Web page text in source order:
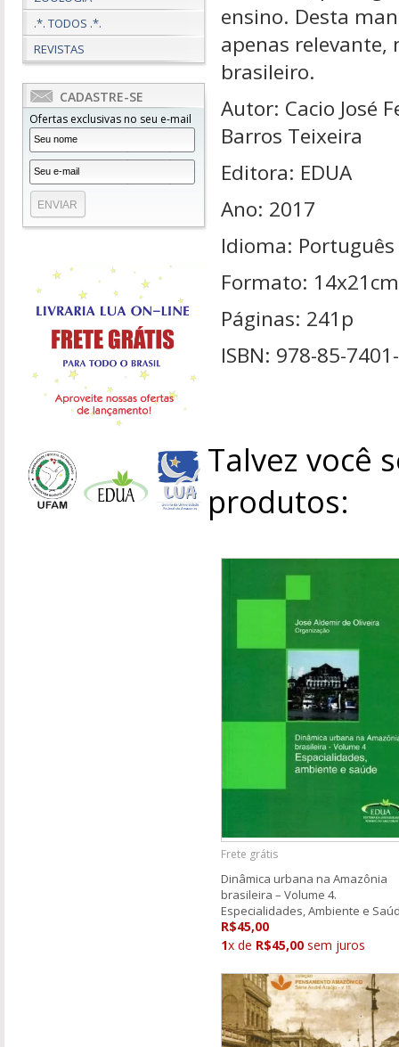
.*. TODOS .*.
REVISTAS
CADASTRE-SE
Ofertas exclusivas no seu e-mail
ensino. Desta
apenas relevante,
brasileiro.
Autor: Cacio José
Barros Teixeira
Editora: EDUA
Ano: 2017
Idioma: Português
Formato: 14x21cm
Páginas: 241p
ISBN: 978-85-
Talvez você
produtos:
Frete grátis
Dinâmica urbana na Amazônia
brasileira – Volume 4.
Especialidades, Ambiente e
R$45,00
1x de R$45,00 sem juros